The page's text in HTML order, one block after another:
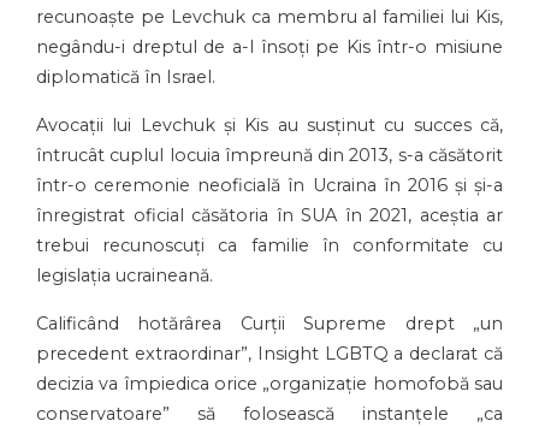
recunoaște pe Levchuk ca membru al familiei lui Kis,
negându-i dreptul de a-l însoți pe Kis într-o misiune
diplomatică în Israel.
Avocații lui Levchuk și Kis au susținut cu succes că,
întrucât cuplul locuia împreună din 2013, s-a căsătorit
într-o ceremonie neoficială în Ucraina în 2016 și și-a
înregistrat oficial căsătoria în SUA în 2021, aceștia ar
trebui recunoscuți ca familie în conformitate cu
legislația ucraineană.
Calificând hotărârea Curții Supreme drept „un
precedent extraordinar”, Insight LGBTQ a declarat că
decizia va împiedica orice „organizație homofobă sau
conservatoare” să folosească instanțele „ca